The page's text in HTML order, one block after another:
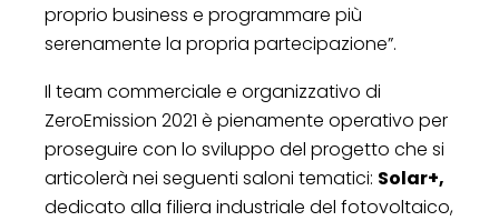
proprio business e programmare più
serenamente la propria partecipazione”.
Il team commerciale e organizzativo di
ZeroEmission 2021 è pienamente operativo per
proseguire con lo sviluppo del progetto che si
articolerà nei seguenti saloni tematici: Solar+,
dedicato alla filiera industriale del fotovoltaico,